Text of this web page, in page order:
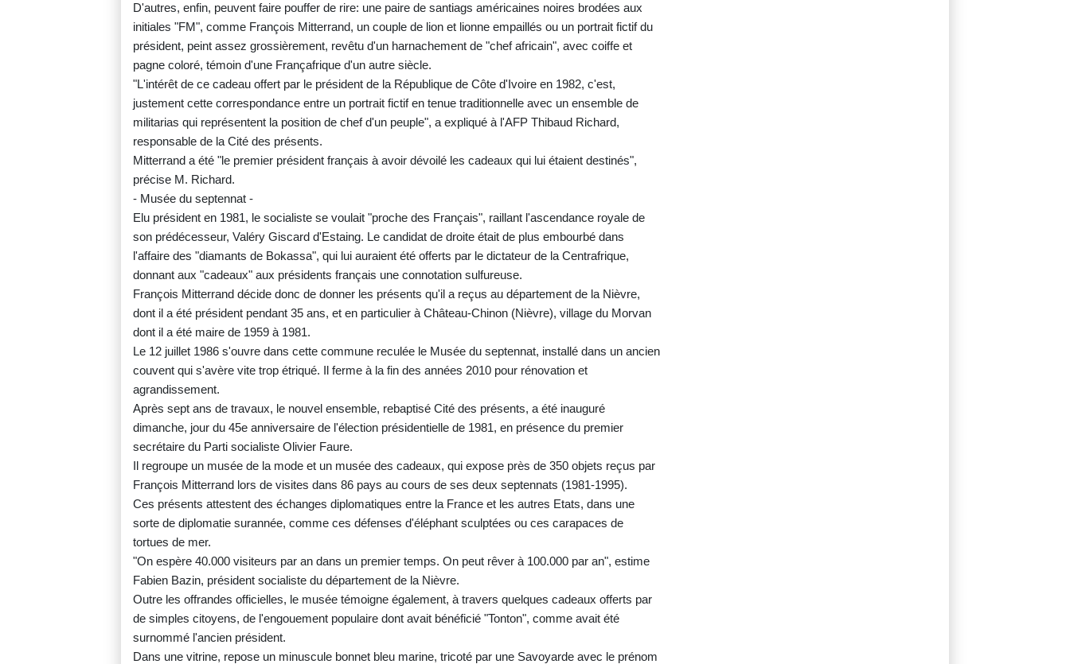
D'autres, enfin, peuvent faire pouffer de rire: une paire de santiags américaines noires brodées aux
initiales "FM", comme François Mitterrand, un couple de lion et lionne empaillés ou un portrait fictif du
président, peint assez grossièrement, revêtu d'un harnachement de "chef africain", avec coiffe et
pagne coloré, témoin d'une Françafrique d'un autre siècle.
"L'intérêt de ce cadeau offert par le président de la République de Côte d'Ivoire en 1982, c'est,
justement cette correspondance entre un portrait fictif en tenue traditionnelle avec un ensemble de
militarias qui représentent la position de chef d'un peuple", a expliqué à l'AFP Thibaud Richard,
responsable de la Cité des présents.
Mitterrand a été "le premier président français à avoir dévoilé les cadeaux qui lui étaient destinés",
précise M. Richard.
- Musée du septennat -
Elu président en 1981, le socialiste se voulait "proche des Français", raillant l'ascendance royale de
son prédécesseur, Valéry Giscard d'Estaing. Le candidat de droite était de plus embourbé dans
l'affaire des "diamants de Bokassa", qui lui auraient été offerts par le dictateur de la Centrafrique,
donnant aux "cadeaux" aux présidents français une connotation sulfureuse.
François Mitterrand décide donc de donner les présents qu'il a reçus au département de la Nièvre,
dont il a été président pendant 35 ans, et en particulier à Château-Chinon (Nièvre), village du Morvan
dont il a été maire de 1959 à 1981.
Le 12 juillet 1986 s'ouvre dans cette commune reculée le Musée du septennat, installé dans un ancien
couvent qui s'avère vite trop étriqué. Il ferme à la fin des années 2010 pour rénovation et
agrandissement.
Après sept ans de travaux, le nouvel ensemble, rebaptisé Cité des présents, a été inauguré
dimanche, jour du 45e anniversaire de l'élection présidentielle de 1981, en présence du premier
secrétaire du Parti socialiste Olivier Faure.
Il regroupe un musée de la mode et un musée des cadeaux, qui expose près de 350 objets reçus par
François Mitterrand lors de visites dans 86 pays au cours de ses deux septennats (1981-1995).
Ces présents attestent des échanges diplomatiques entre la France et les autres Etats, dans une
sorte de diplomatie surannée, comme ces défenses d'éléphant sculptées ou ces carapaces de
tortues de mer.
"On espère 40.000 visiteurs par an dans un premier temps. On peut rêver à 100.000 par an", estime
Fabien Bazin, président socialiste du département de la Nièvre.
Outre les offrandes officielles, le musée témoigne également, à travers quelques cadeaux offerts par
de simples citoyens, de l'engouement populaire dont avait bénéficié "Tonton", comme avait été
surnommé l'ancien président.
Dans une vitrine, repose un minuscule bonnet bleu marine, tricoté par une Savoyarde avec le prénom